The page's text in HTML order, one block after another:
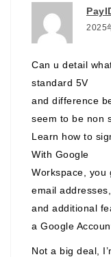
2025
Can u detail
standard 5V
and difference
seem to be non
Learn how to
With Google
Workspace, you
email addresses,
and additional
a Google
Not a big deal,